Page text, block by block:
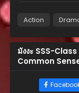
Action
มังงะ SSS-
Common